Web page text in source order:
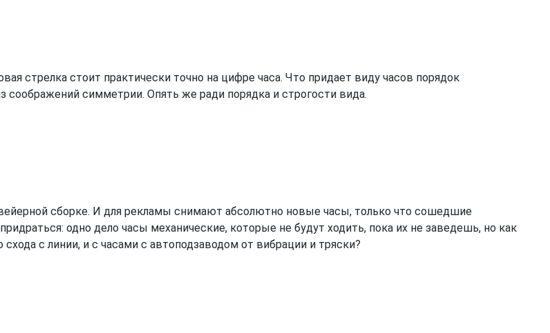
стрелка стоит практически точно на цифре часа. Что придает виду часов порядок
симметрии. Опять же ради порядка и строгости вида.
сборке. И для рекламы снимают абсолютно новые часы, только что сошедшие
одно дело часы механические, которые не будут ходить, пока их не заведешь, но как
с линии, и с часами с автоподзаводом от вибрации и тряски?